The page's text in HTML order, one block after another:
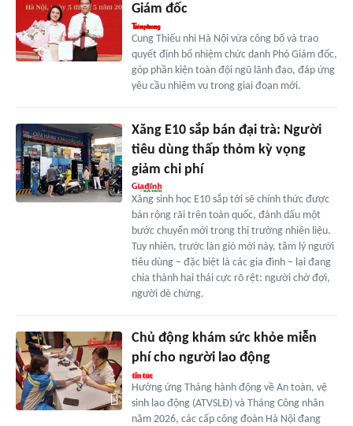
Giám đốc
Cung Thiếu nhi Hà Nội vừa công bố và trao
quyết định bổ nhiệm chức danh Phó Giám đốc,
góp phần kiện toàn đội ngũ lãnh đạo, đáp ứng
yêu cầu nhiệm vụ trong giai đoạn mới.
Xăng E10 sắp bán đại trà: Người
tiêu dùng thấp thỏm kỳ vọng
giảm chi phí
Xăng sinh học E10 sắp tới sẽ chính thức được
bán rộng rãi trên toàn quốc, đánh dấu một
bước chuyển mới trong thị trường nhiên liệu.
Tuy nhiên, trước làn gió mới này, tâm lý người
tiêu dùng – đặc biệt là các gia đình – lại đang
chia thành hai thái cực rõ rệt: người chờ đợi,
người dè chừng.
Chủ động khám sức khỏe miễn
phí cho người lao động
Hưởng ứng Tháng hành động về An toàn, vệ
sinh lao động (ATVSLĐ) và Tháng Công nhân
năm 2026, các cấp công đoàn Hà Nội đang